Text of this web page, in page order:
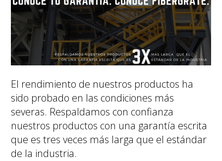
El rendimiento de nuestros productos ha
sido probado en las condiciones más
severas. Respaldamos con confianza
nuestros productos con una garantía escrita
que es tres veces más larga que el estándar
de la industria.